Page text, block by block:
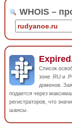
WHOIS –
Список
зоне .RU и
доменов.
подается через
регистраторов, что
шансы.